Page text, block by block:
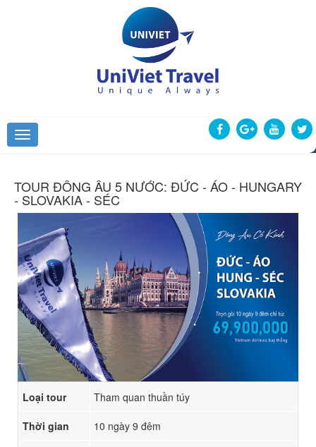
TOUR ĐÔNG ÂU 5 NƯỚC: ĐỨC - ÁO - HUNGARY
- SLOVAKIA - SÉC
Loại tour Tham quan thuần túy
Thời gian 10 ngày 9 đêm